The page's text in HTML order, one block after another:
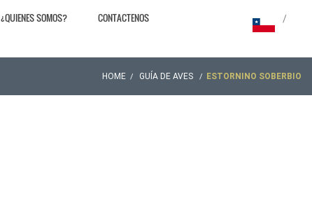
¿QUIENES SOMOS? CONTACTENOS /
HOME GUÍA DE AVES ESTORNINO SOBERBIO